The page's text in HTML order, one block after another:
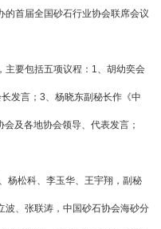
的首届全国砂石行业协会联席会议
主要包括五项议程：1、胡幼奕会
发言；3、杨晓东副秘长作《中
及各地协会领导、代表发言；
杨松科、李玉华、王宇翔，副秘
波、张联涛，中国砂石协会海砂分